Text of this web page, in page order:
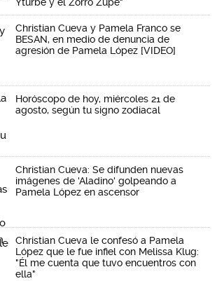
Yturbe y el Zorro Zupe"
Christian Cueva y Pamela Franco se
BESAN, en medio de denuncia de
agresión de Pamela López [VIDEO]
Horóscopo de hoy, miércoles 21 de
agosto, según tu signo zodiacal
Christian Cueva: Se difunden nuevas
imágenes de 'Aladino' golpeando a
Pamela López en ascensor
Christian Cueva le confesó a Pamela
López que le fue infiel con Melissa Klug:
"Él me cuenta que tuvo encuentros con
ella"